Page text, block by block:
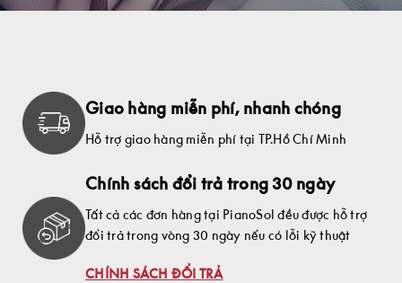
Giao hàng miễn phí, nhanh chóng
Hỗ trợ giao hàng miễn phí tại TP.Hồ Chí Minh
Chính sách đổi trả trong 30 ngày
Tất cả các đơn hàng tại PianoSol đều được hỗ trợ
đổi trả trong vòng 30 ngày nếu có lỗi kỹ thuật
CHÍNH SÁCH ĐỔI TRẢ